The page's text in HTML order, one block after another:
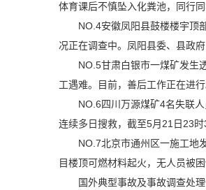
体育课后不慎坠入化粪池，同行
NO.4安徽凤阳县鼓楼楼宇顶
况正在调查中。凤阳县委、县政
NO.5甘肃白银市一煤矿发生
工遇难。目前，善后工作正在进行
NO.6四川万源煤矿4名失联
连续多日搜救，截至5月21日23
NO.7北京市通州区一施工地
目楼顶可燃材料起火，无人员被
国外典型事故及事故调查处